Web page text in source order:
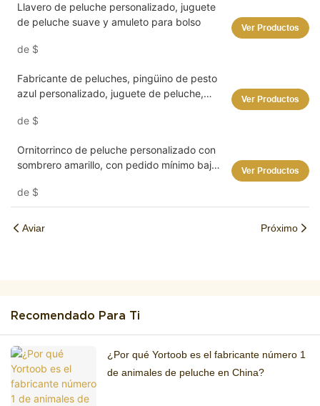
Llavero de peluche personalizado, juguete
de peluche suave y amuleto para bolso
de $
Ver Productos
Fabricante de peluches, pingüino de pesto
azul personalizado, juguete de peluche,
suaves personalizados, peluches
de $
Ver Productos
Ornitorrinco de peluche personalizado con
sombrero amarillo, con pedido mínimo bajo.
de $
Ver Productos
Aviar Próximo
Recomendado Para Ti
¿Por qué Yortoob es el fabricante número 1
de animales de peluche en China?